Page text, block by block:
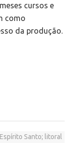
cursos e
como
da produção.